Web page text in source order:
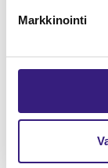
Markkinointi